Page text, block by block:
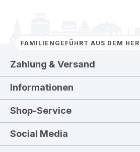
FAMILIENGEFÜHRT AUS DEM
Zahlung & Versand
Informationen
Shop-Service
Social Media